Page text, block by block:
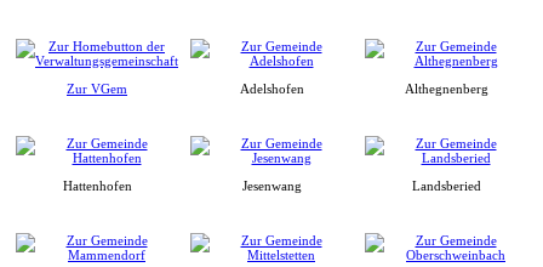
Zur VGem Adelshofen Althegnenberg
Hattenhofen Jesenwang Landsberied